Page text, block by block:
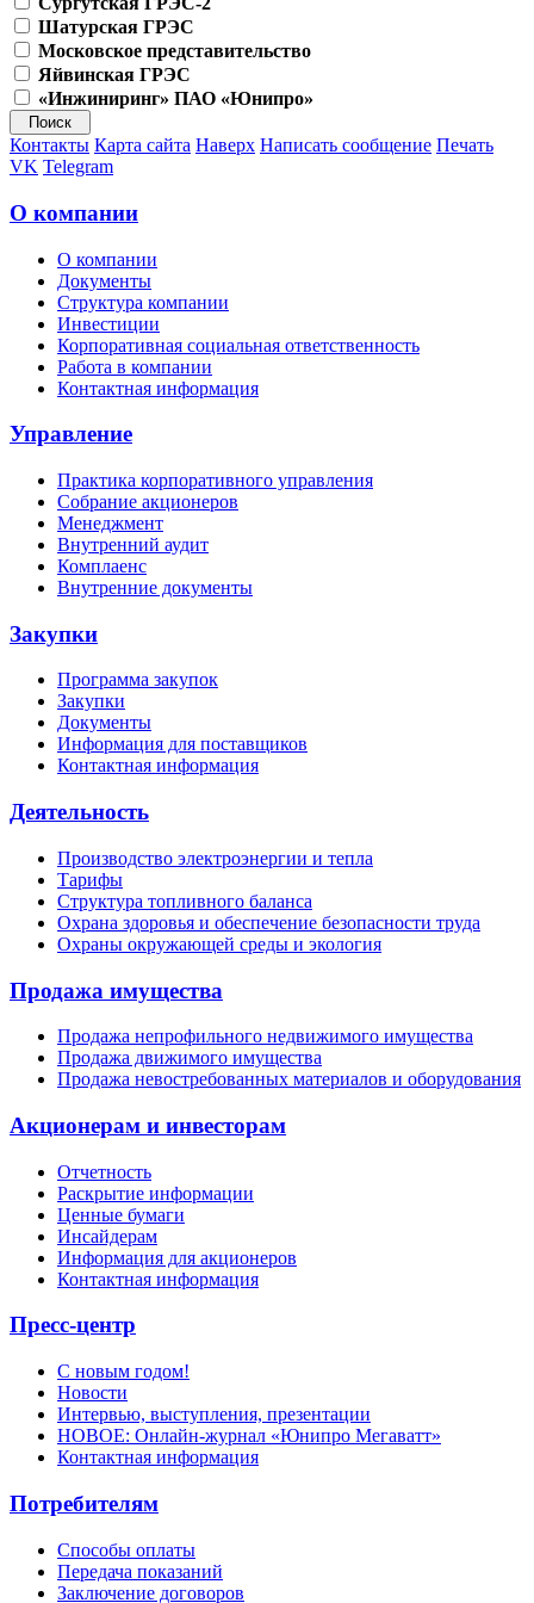
Шатурская ГРЭС
Московское представительство
Яйвинская ГРЭС
«Инжиниринг» ПАО «Юнипро»
Контакты Карта сайта Наверх Написать сообщение Печать
VK Telegram
О компании
О компании
Документы
Структура компании
Инвестиции
Корпоративная социальная ответственность
Работа в компании
Контактная информация
Управление
Практика корпоративного управления
Собрание акционеров
Менеджмент
Внутренний аудит
Комплаенс
Внутренние документы
Закупки
Программа закупок
Закупки
Документы
Информация для поставщиков
Контактная информация
Деятельность
Производство электроэнергии и тепла
Тарифы
Структура топливного баланса
Охрана здоровья и обеспечение безопасности труда
Охраны окружающей среды и экология
Продажа имущества
Продажа непрофильного недвижимого имущества
Продажа движимого имущества
Продажа невостребованных материалов и оборудования
Акционерам и инвесторам
Отчетность
Раскрытие информации
Ценные бумаги
Инсайдерам
Информация для акционеров
Контактная информация
Пресс-центр
С новым годом!
Новости
Интервью, выступления, презентации
НОВОЕ: Онлайн-журнал «Юнипро Мегаватт»
Контактная информация
Потребителям
Способы оплаты
Передача показаний
Заключение договоров